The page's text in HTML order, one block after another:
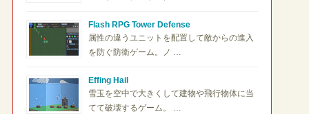
Flash RPG Tower Defense
属性の違うユニットを配置して敵からの進入
を防ぐ防衛ゲーム。ノ …
Effing Hail
雪玉を空中で大きくして建物や飛行物体に当
てて破壊するゲーム。 …